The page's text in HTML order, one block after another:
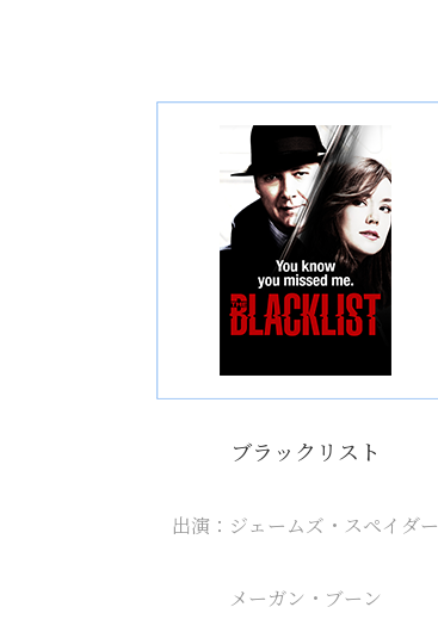
ブラックリスト
出演：ジェームズ・スペイダー
メーガン・ブーン